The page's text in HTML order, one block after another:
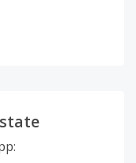
: